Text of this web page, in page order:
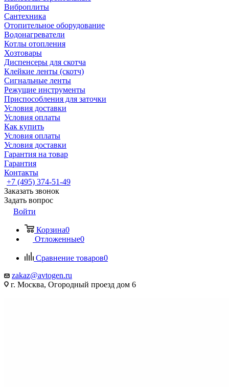
Виброплиты
Сантехника
Отопительное оборудование
Водонагреватели
Котлы отопления
Хозтовары
Диспенсеры для скотча
Клейкие ленты (скотч)
Сигнальные ленты
Режущие инструменты
Приспособления для заточки
Условия доставки
Условия оплаты
Как купить
Условия оплаты
Условия доставки
Гарантия на товар
Гарантия
Контакты
+7 (495) 374-51-49
Заказать звонок
Задать вопрос
Войти
Корзина0
Отложенные0
Сравнение товаров0
zakaz@avtogen.ru
г. Москва, Огородный проезд дом 6